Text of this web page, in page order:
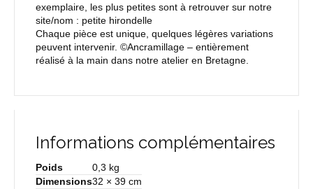
exemplaire, les plus petites sont à retrouver sur notre
site/nom : petite hirondelle
Chaque pièce est unique, quelques légères variations
peuvent intervenir. ©Ancramillage – entièrement
réalisé à la main dans notre atelier en Bretagne.
Informations complémentaires
Poids
0,3 kg
Dimensions32 × 39 cm